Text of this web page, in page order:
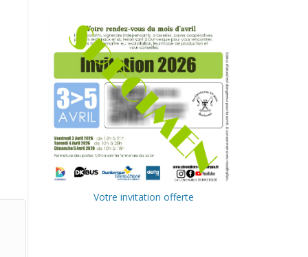
Votre invitation offerte